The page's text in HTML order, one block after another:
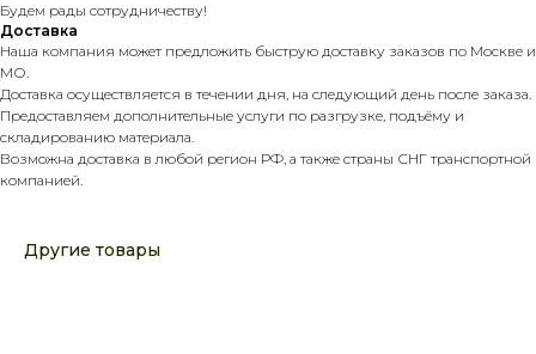
Будем рады сотрудничеству!
Доставка
Наша компания может предложить быструю доставку заказов по Москве и
МО.
Доставка осуществляется в течении дня, на следующий день после заказа.
Предоставляем дополнительные услуги по разгрузке, подъёму и
складированию материала.
Возможна доставка в любой регион РФ, а также страны СНГ транспортной
компанией.
Другие товары